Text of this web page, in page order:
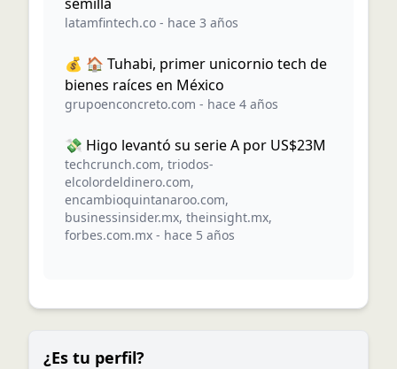
latamfintech.co - hace 3 años
💰 🏠 Tuhabi, primer unicornio tech de
bienes raíces en México
grupoenconcreto.com - hace 4 años
💸 Higo levantó su serie A por US$23M
techcrunch.com, triodos-
elcolordeldinero.com,
encambioquintanaroo.com,
businessinsider.mx, theinsight.mx,
forbes.com.mx - hace 5 años
¿Es tu perfil?